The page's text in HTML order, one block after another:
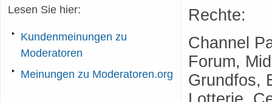
Rechte:
Channel
Forum,
Grundfos,
Lesen Sie hier:
Kundenmeinungen zu
Moderatoren
Meinungen zu Moderatoren.org